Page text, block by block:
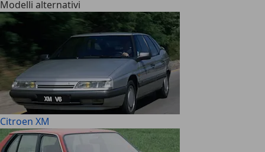
Modelli alternativi
Citroen XM